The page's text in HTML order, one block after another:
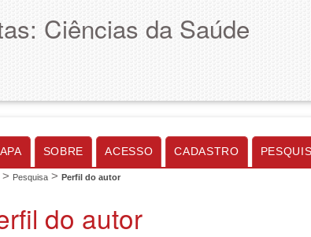
Ciências da Saúde
SOBRE ACESSO CADASTRO
> Pesquisa > Perfil do autor
do autor